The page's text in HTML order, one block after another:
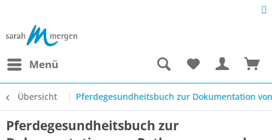
Menü
Übersicht Pferdegesundheitsbuch zur Dokumentation
Pferdegesundheitsbuch zur